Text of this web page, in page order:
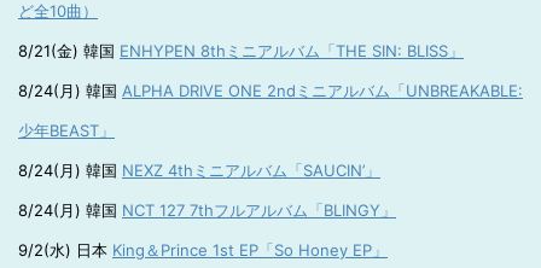
ど全10曲）
8/21(金) 韓国 ENHYPEN 8thミニアルバム「THE SIN: BLISS」
8/24(月) 韓国 ALPHA DRIVE ONE 2ndミニアルバム「UNBREAKABLE:
少年BEAST」
8/24(月) 韓国 NEXZ 4thミニアルバム「SAUCIN’」
8/24(月) 韓国 NCT 127 7thフルアルバム「BLINGY」
9/2(水) 日本 King＆Prince 1st EP「So Honey EP」